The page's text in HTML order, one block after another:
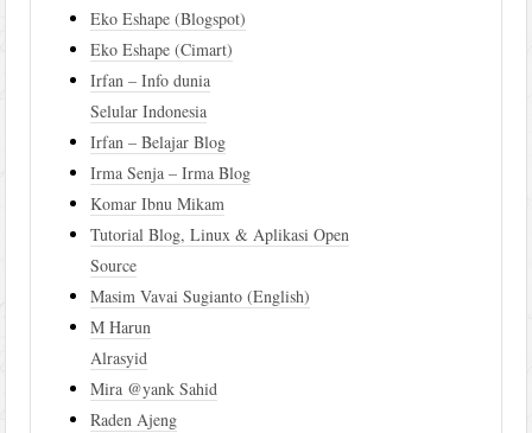
Eko Eshape (Blogspot)
Eko Eshape (Cimart)
Irfan – Info dunia
Selular Indonesia
Irfan – Belajar Blog
Irma Senja – Irma Blog
Komar Ibnu Mikam
Tutorial Blog, Linux & Aplikasi Open
Source
Masim Vavai Sugianto (English)
M Harun
Alrasyid
Mira @yank Sahid
Raden Ajeng